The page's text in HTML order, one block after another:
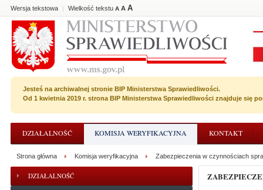
Wersja tekstowa | Wielkość tekstu A A A
Jesteś na archiwalnej stronie BIP Ministerstwa Sprawiedliwości.
Od 1 kwietnia 2019 r. strona BIP Ministerstwa Sprawiedliwości znajduje się
DZIAŁALNOŚĆ KOMISJA WERYFIKACYJNA KONTAKT
DZIAŁALNOŚĆ
Strona główna Komisja weryfikacyjna Zabezpieczenia w czynnościach